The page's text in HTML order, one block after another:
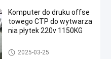
Komputer do druku offse
towego CTP do wytwarza
nia płytek 220v 1150KG
Komputer do maszyny do płyt
2025-03-25